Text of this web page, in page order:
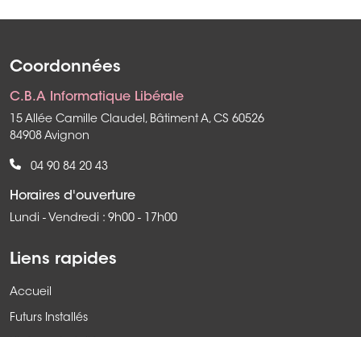
Coordonnées
C.B.A Informatique Libérale
15 Allée Camille Claudel, Bâtiment A, CS 60526
84908 Avignon
04 90 84 20 43
Horaires d'ouverture
Lundi - Vendredi : 9h00 - 17h00
Liens rapides
Accueil
Futurs Installés